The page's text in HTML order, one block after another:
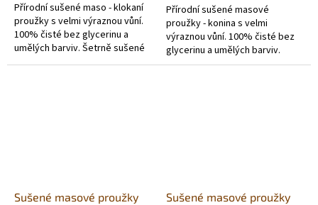
hvězdiček.
Přírodní sušené maso - klokaní
proužky s velmi výraznou vůní.
100% čisté bez glycerinu a
umělých barviv. Šetrně sušené
vzduchem v potravinářské
hvězdiček.
Přírodní sušené masové
proužky - konina s velmi
výraznou vůní. 100% čisté bez
glycerinu a umělých barviv.
Šetrně sušené vzduchem v
Sušené masové proužky
Sušené masové proužky